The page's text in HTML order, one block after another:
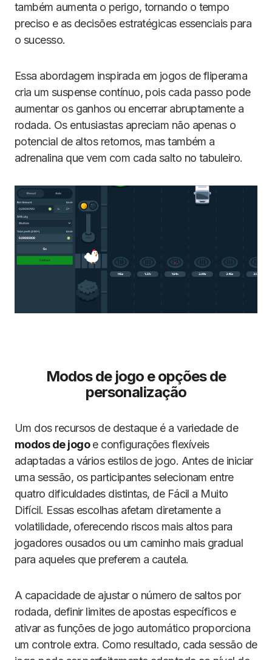
também aumenta o perigo, tornando o tempo
preciso e as decisões estratégicas essenciais para
o sucesso.
Essa abordagem inspirada em jogos de fliperama
cria um suspense contínuo, pois cada passo pode
aumentar os ganhos ou encerrar abruptamente a
rodada. Os entusiastas apreciam não apenas o
potencial de altos retornos, mas também a
adrenalina que vem com cada salto no tabuleiro.
Modos de jogo e opções de
personalização
Um dos recursos de destaque é a variedade de
modos de jogoe configurações flexíveis
adaptadas a vários estilos de jogo. Antes de iniciar
uma sessão, os participantes selecionam entre
quatro dificuldades distintas, de Fácil a Muito
Difícil. Essas escolhas afetam diretamente a
volatilidade, oferecendo riscos mais altos para
jogadores ousados ou um caminho mais gradual
para aqueles que preferem a cautela.
A capacidade de ajustar o número de saltos por
rodada, definir limites de apostas específicos e
ativar as funções de jogo automático proporciona
um controle extra. Como resultado, cada sessão de